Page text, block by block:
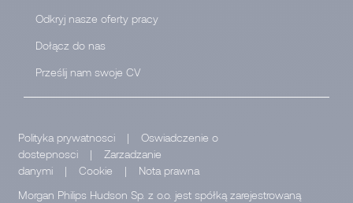
Odkryj nasze oferty pracy
Dołącz do nas
Prześlij nam swoje CV
Polityka prywatnosci |
Oswiadczenie o
dostepnosci
|
Zarzadzanie
danymi
| Cookie |
Nota prawna
Morgan Philips Hudson Sp. z o.o. jest spółką zarejestrowaną